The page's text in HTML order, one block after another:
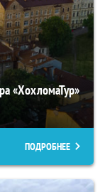
«ХохломаТур»
ПОДРОБНЕЕ